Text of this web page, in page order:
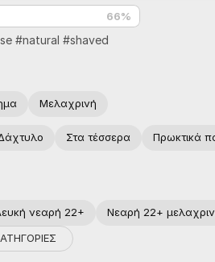
66%
#natural #shaved
Μελαχρινή
Στα τέσσερα Πρωκτικά
νεαρή 22+ Νεαρή 22+